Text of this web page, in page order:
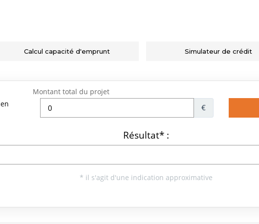
Calcul capacité d'emprunt Simulateur de crédit